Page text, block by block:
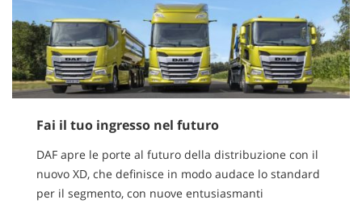
Fai il tuo ingresso nel futuro
DAF apre le porte al futuro della distribuzione con il
nuovo XD, che definisce in modo audace lo standard
per il segmento, con nuove entusiasmanti